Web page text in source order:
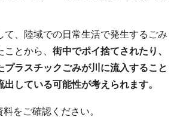
て、陸域での日常生活で発生するごみ
とから、 街中でポイ捨てされたり、
プラスチックごみが川に流入すること
出している可能性が考えられます。
をご確認ください。